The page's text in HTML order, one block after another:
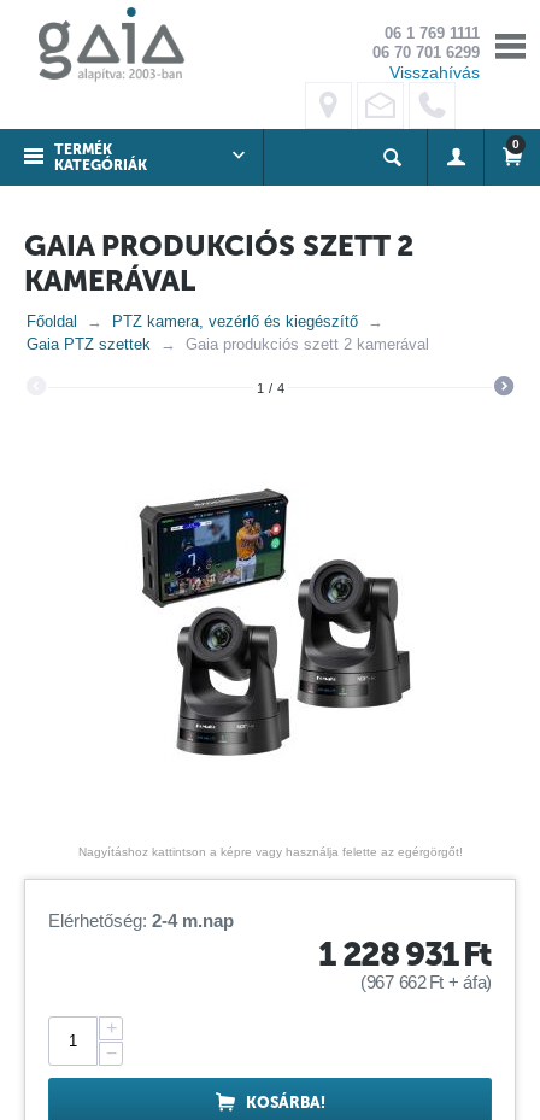
06 1 769 1111
06 70 701 6299
Visszahívás
TERMÉK
KATEGÓRIÁK
0
GAIA PRODUKCIÓS SZETT 2
KAMERÁVAL
Főoldal
PTZ kamera, vezérlő és kiegészítő
Gaia PTZ szettek
Gaia produkciós szett 2 kamerával
1 / 4
Nagyításhoz kattintson a képre vagy használja felette az egérgörgőt!
Elérhetőség: 2-4 m.nap
1 228 931Ft
(967 662Ft + áfa)
+
−
KOSÁRBA!